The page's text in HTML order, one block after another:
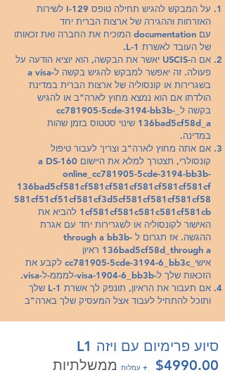
הברית ולפחות מדינה אחת
אחרת, או שיש לה תוכניות
לעשות זאת במהלך תקופת
אשרת L-1. כמו כן, על העובד
לעבוד עבור העסק הזר
לפחות שנה אחת ברציפות
במהלך שלוש השנים
הקודמות.
עמלה: $4,500. עמלה זו חלה
רק אם למעסיק שלך יש יותר
מ-50 עובדים עם יותר
ממחציתם בסטטוס L-1A, L-
1B או H-1B. עמלת הדרכה
והשכלה של ACWIA: $750
למעסיקים עם כוח עבודה
של 25 או פחות. $1,500
למעסיקים עם כוח עבודה
של 26 ומעלה. עמלת בקשה
ל-DS-160 (עבור טיפול
קונסולרי בלבד): $190
על המבקש להגיש תחילה טופס I-129 לשירות
האזרחות וההגירה של ארצות הברית יחד
עם documentation המוכיח את החברה ואת זכאותו
של העובד לאשרת L-1.
אם ה-USCIS יאשר את הבקשה, הוא יוציא הודעה על
פעולה. זה יאפשר למבקש להגיש בקשה ל-a visa
בשגרירות או קונסוליה של ארצות הברית במדינת
הולדתו אם הוא נמצא מחוץ לארה"ב או להגיש
בקשה ל_cc781905-5cde-3194-bb3b-
136bad5cf58d_a שינוי סטטוס בזמן שהות
במדינה.
אם אתה מחוץ לארה"ב וצריך לעבור טיפול
קונסולרי, תצטרך למלא את היישום a DS-160
online_cc781905-5cde-3194-bb3b-
136bad5cf581cf581cf581cf581cf581cf581cf
581cf51cf51cf581cf3d5cf581cf581cf581cf58
1cf581cf581c581c581cf581cb להביא את
האישור לקונסוליה או לשגרירות יחד עם אגרת
ההגשה. אז תגרום ל through a bb3b-
136bad5cf58d_through a ראיון
אישי_cc781905-5cde-3194-6_bb3c לקבע את
הזכאות שלך ל-visa-1904-6_bb3b-למממ-ל-visa.
אם תעבור את הראיון, תונפק לך אשרת L-1 שלך
ותוכל להתחיל לעבוד אצל המעסיק שלך בארה"ב
סיוע פרימיום עם ויזה L1
$4990.00
+ עמלות ממשלתיות